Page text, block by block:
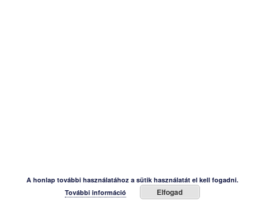
A honlap további használatához a sütik használatát el kell fogadni.
További információ
Elfogad